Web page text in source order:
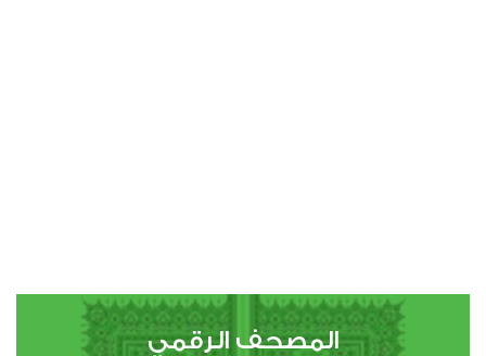
المصحف الرقمي